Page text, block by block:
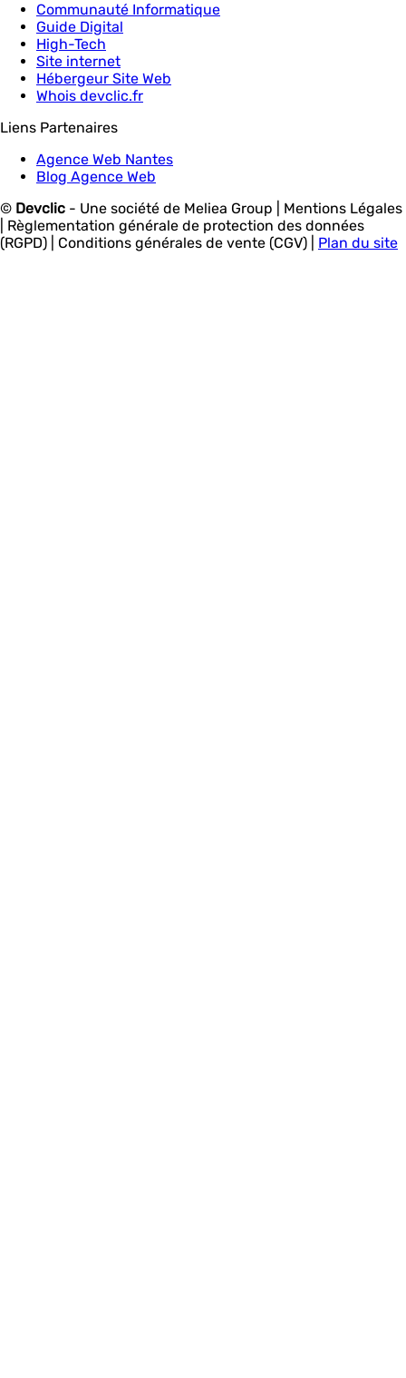
Communauté Informatique
Guide Digital
High-Tech
Site internet
Hébergeur Site Web
Whois devclic.fr
Liens Partenaires
Agence Web Nantes
Blog Agence Web
© Devclic - Une société de Meliea Group | Mentions Légales
| Règlementation générale de protection des données
(RGPD) | Conditions générales de vente (CGV) | Plan du site